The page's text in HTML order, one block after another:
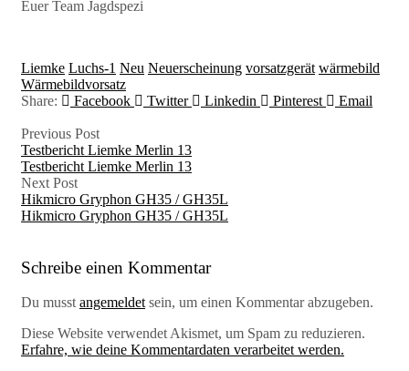
Euer Team Jagdspezi
Tags:
Liemke Luchs-1 Neu Neuerscheinung vorsatzgerät wärmebild
Wärmebildvorsatz
Share:
Facebook Twitter Linkedin Pinterest Email
Previous Post
Testbericht Liemke Merlin 13
Testbericht Liemke Merlin 13
Next Post
Hikmicro Gryphon GH35 / GH35L
Hikmicro Gryphon GH35 / GH35L
Schreibe einen Kommentar
Du musst angemeldet sein, um einen Kommentar abzugeben.
Diese Website verwendet Akismet, um Spam zu reduzieren.
Erfahre, wie deine Kommentardaten verarbeitet werden.